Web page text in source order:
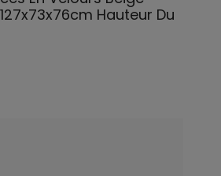
Hauteur Du